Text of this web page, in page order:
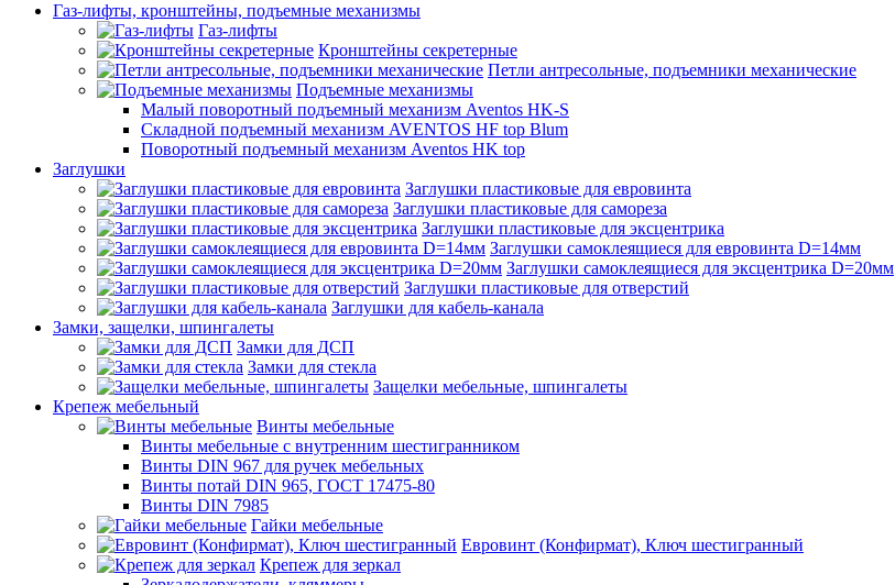
Газ-лифты, кронштейны, подъемные механизмы
Газ-лифты
Кронштейны секретерные
Петли антресольные, подъемники механические
Подъемные механизмы
Малый поворотный подъемный механизм Aventos HK-S
Складной подъемный механизм AVENTOS HF top Blum
Поворотный подъемный механизм Aventos HK top
Заглушки
Заглушки пластиковые для евровинта
Заглушки пластиковые для самореза
Заглушки пластиковые для эксцентрика
Заглушки самоклеящиеся для евровинта D=14мм
Заглушки самоклеящиеся для эксцентрика D=20мм
Заглушки пластиковые для отверстий
Заглушки для кабель-канала
Замки, защелки, шпингалеты
Замки для ДСП
Замки для стекла
Защелки мебельные, шпингалеты
Крепеж мебельный
Винты мебельные
Винты мебельные с внутренним шестигранником
Винты DIN 967 для ручек мебельных
Винты потай DIN 965, ГОСТ 17475-80
Винты DIN 7985
Гайки мебельные
Евровинт (Конфирмат), Ключ шестигранный
Крепеж для зеркал